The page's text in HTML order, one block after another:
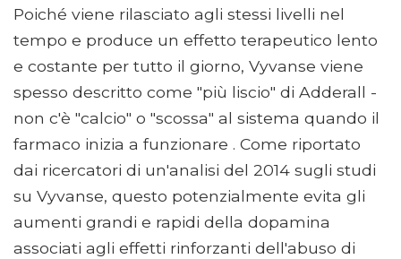
Poiché viene rilasciato agli stessi livelli nel
tempo e produce un effetto terapeutico lento
e costante per tutto il giorno, Vyvanse viene
spesso descritto come "più liscio" di Adderall -
non c'è "calcio" o "scossa" al sistema quando il
farmaco inizia a funzionare . Come riportato
dai ricercatori di un'analisi del 2014 sugli studi
su Vyvanse, questo potenzialmente evita gli
aumenti grandi e rapidi della dopamina
associati agli effetti rinforzanti dell'abuso di